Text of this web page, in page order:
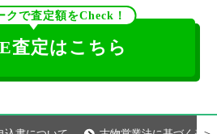
で査定額をCheck！
査定はこちら